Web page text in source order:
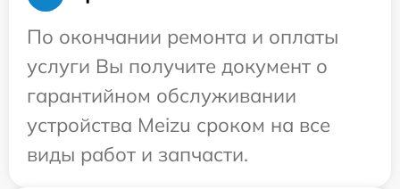
По окончании ремонта и оплаты
услуги Вы получите документ о
гарантийном обслуживании
устройства Meizu сроком на все
виды работ и запчасти.